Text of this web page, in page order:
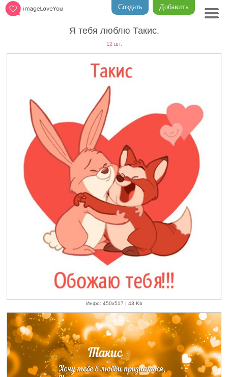
Добавить
Создать
Я тебя люблю Такис.
12 шт.
Инфо: 450х517 | 43 Kb